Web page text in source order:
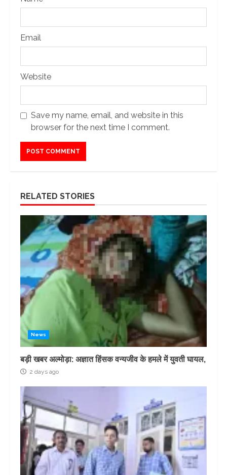
Email
Website
Save my name, email, and website in this
browser for the next time I comment.
RELATED STORIES
News
बड़ी खबर अल्मोड़ा: अज्ञात हिंसक वन्यजीव के हमले में युवती घायल,
2 days ago